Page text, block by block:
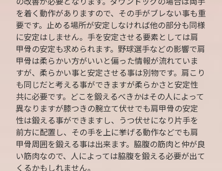
を着く動作がありますので、その手がブレない事も重
要です。止める場所が安定しなければ他の部分も同様
に安定はしません。手を安定させる要素としては肩
甲骨の安定も求められます。野球選手などの影響で肩
甲骨は柔らかい方がいいと偏った情報が流れていま
すが、柔らかい事と安定させる事は別物です。肩こり
も同じだと考える事ができますが柔らかさと安定性
共に必要です。どこを鍛えるべきかはその人によって
異なりますが膝つきの腕立て伏せでも肩甲骨の安定
性は鍛える事ができますし、うつ伏せになり片手を
前方に配置し、その手を上に挙げる動作などでも肩
甲骨周囲を鍛える事は出来ます。脇腹の筋肉と仲が良
い筋肉なので、人によっては脇腹を鍛える必要が出て
くるかもしれません。